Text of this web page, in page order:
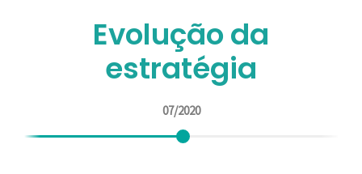
Evolução da
estratégia
07/2020